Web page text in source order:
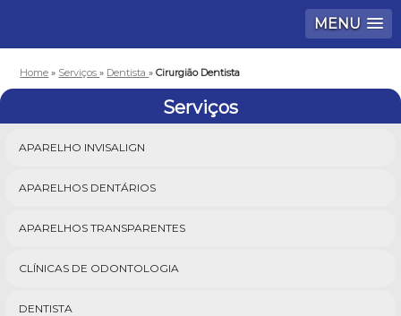
MENU
Home » Serviços» Dentista»Cirurgião Dentista
Serviços
APARELHO INVISALIGN
APARELHOS DENTÁRIOS
APARELHOS TRANSPARENTES
CLÍNICAS DE ODONTOLOGIA
DENTISTA